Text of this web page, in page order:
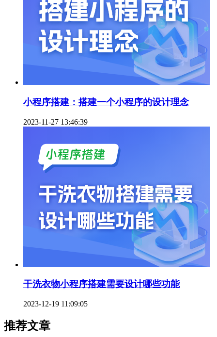
小程序搭建：搭建一个小程序的设计理念
2023-11-27 13:46:39
干洗衣物小程序搭建需要设计哪些功能
2023-12-19 11:09:05
推荐文章